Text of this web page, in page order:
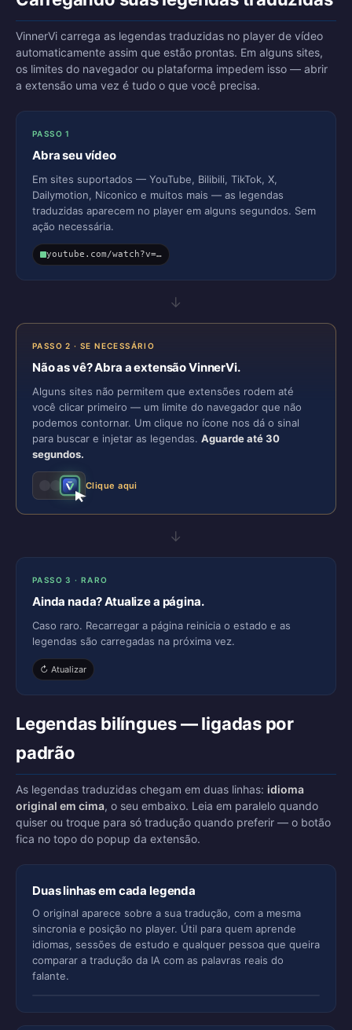
VinnerVi carrega as legendas traduzidas no player de vídeo
automaticamente assim que estão prontas. Em alguns sites,
os limites do navegador ou plataforma impedem isso — abrir
a extensão uma vez é tudo o que você precisa.
PASSO 1
Abra seu vídeo
Em sites suportados — YouTube, Bilibili, TikTok, X,
Dailymotion, Niconico e muitos mais — as legendas
traduzidas aparecem no player em alguns segundos. Sem
ação necessária.
youtube.com/watch?v=…
→
PASSO 2 · SE NECESSÁRIO
Não as vê? Abra a extensão VinnerVi.
Alguns sites não permitem que extensões rodem até
você clicar primeiro — um limite do navegador que não
podemos contornar. Um clique no ícone nos dá o sinal
para buscar e injetar as legendas. Aguarde até 30
segundos.
Clique aqui
→
PASSO 3 · RARO
Ainda nada? Atualize a página.
Caso raro. Recarregar a página reinicia o estado e as
legendas são carregadas na próxima vez.
↻ Atualizar
Legendas bilíngues — ligadas por
padrão
As legendas traduzidas chegam em duas linhas: idioma
original em cima, o seu embaixo. Leia em paralelo quando
quiser ou troque para só tradução quando preferir — o botão
fica no topo do popup da extensão.
Duas linhas em cada legenda
O original aparece sobre a sua tradução, com a mesma
sincronia e posição no player. Útil para quem aprende
idiomas, sessões de estudo e qualquer pessoa que queira
comparar a tradução da IA com as palavras reais do
falante.
안녕하세요, 만나서 반갑습니다.